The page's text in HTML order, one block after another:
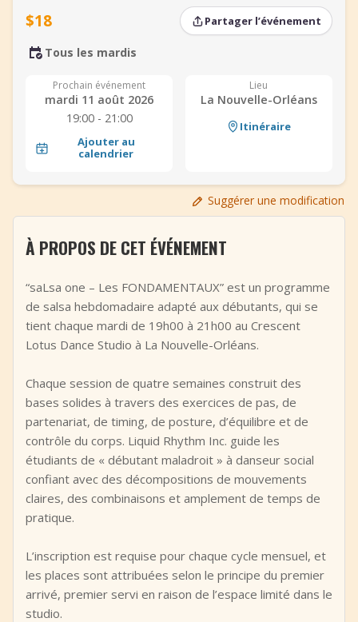
TuneTempo
Ajouter un événement
$18 Partager l’événement
Tous les mardis
Prochain événement
mardi 11 août 2026
19:00 - 21:00
Ajouter au
calendrier
Lieu
La Nouvelle-Orléans
Itinéraire
Suggérer une modification
À PROPOS DE CET ÉVÉNEMENT
“saLsa one – Les FONDAMENTAUX” est un programme
de salsa hebdomadaire adapté aux débutants, qui se
tient chaque mardi de 19h00 à 21h00 au Crescent
Lotus Dance Studio à La Nouvelle-Orléans.
Chaque session de quatre semaines construit des
bases solides à travers des exercices de pas, de
partenariat, de timing, de posture, d’équilibre et de
contrôle du corps. Liquid Rhythm Inc. guide les
étudiants de « débutant maladroit » à danseur social
confiant avec des décompositions de mouvements
claires, des combinaisons et amplement de temps de
pratique.
L’inscription est requise pour chaque cycle mensuel, et
les places sont attribuées selon le principe du premier
arrivé, premier servi en raison de l’espace limité dans le
studio.